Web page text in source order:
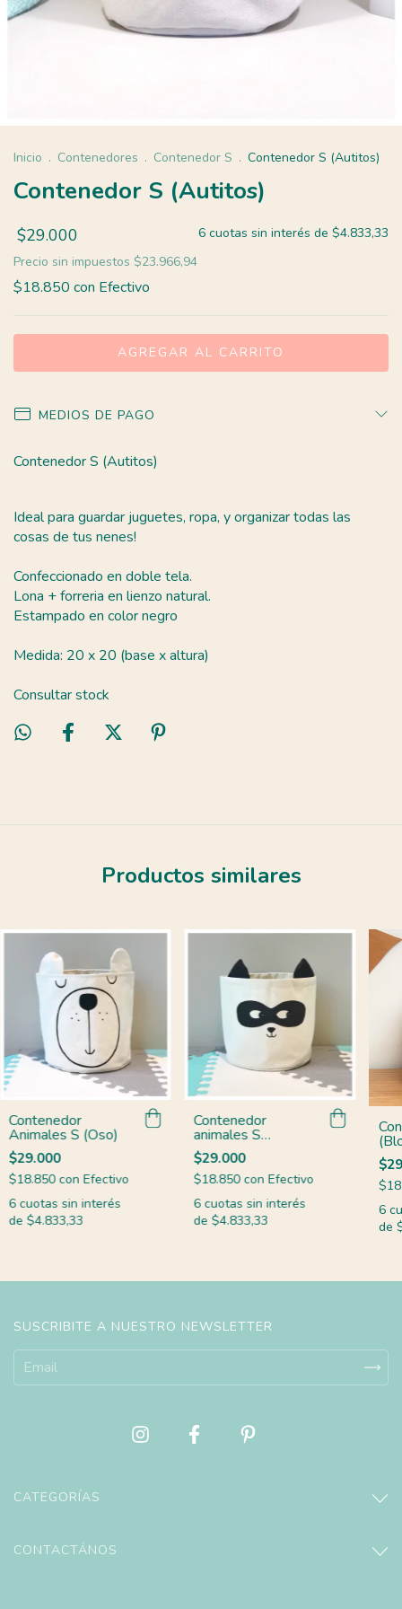
Inicio . Contenedores . Contenedor S . Contenedor S (Autitos)
Contenedor S (Autitos)
$29.000 6 cuotas sin interés de $4.833,33
Precio sin impuestos $23.966,94
$18.850 con Efectivo
MEDIOS DE PAGO
Contenedor S (Autitos)
Ideal para guardar juguetes, ropa, y organizar todas las
cosas de tus nenes!
Confeccionado en doble tela.
Lona + forreria en lienzo natural.
Estampado en color negro
Medida: 20 x 20 (base x altura)
Consultar stock
Productos similares
Contenedor
Animales S (Oso)
$29.000
$18.850 con Efectivo
6 cuotas sin interés
de $4.833,33
Contenedor
animales S
(mapache)
$29.000
$18.850 con Efectivo
6 cuotas sin interés
de $4.833,33
6
de
SUSCRIBITE A NUESTRO NEWSLETTER
CATEGORÍAS
CONTACTÁNOS